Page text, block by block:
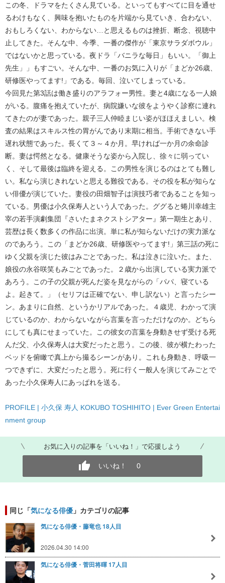
この冬、ドラマをたくさん見ている。といってもすべてに目を通せ
るわけもなく、興味を抱いたものを片端から見ていき、合わない、
おもしろくない、わからない…と思えるものは挫折、断念、視聴中
止してきた。そんな中、今季、一番の傑作が「東京サラダボウル」
ではないかと思っている。夜ドラ「バニラな毎日」もいい。「御上
先生」」もすごい。そんな中、一番のお気に入りが「まどか26歳、
研修医やってます!」である。毎回、泣いてしまっている。
今回見た第3話は働き盛りのアラフォー男性。妻と4歳になる一人娘
がいる。腹痛を抱えていたが、病院嫌いな彼をようやく診察に連れ
てきたのが妻であった。親子三人仲睦まじい姿がほほえましい。検
査の結果はスキルス性の胃がんであり末期に相当。手術できない手
遅れ状態であった。長くて３～４か月。早ければ一か月の余命診
断。妻は愕然となる。健康そうな姿から入院し、徐々に弱ってい
く、そして最後は臨終を迎える。この男性を演じるのはとても難し
い。私なら演じきれないと思える難役である。その役を私が知らな
い俳優が演じていた。妻役の田畑智子は演技巧者であることを知っ
ている。男優は小久保寿人という人であった。ググると蜷川幸雄主
宰の若手演劇集団『さいたまネクストシアター』第一期生とあり、
芸歴は長く数多くの作品に出演。単に私が知らないだけの実力派な
のであろう。この「まどか26歳、研修医やってます!」第三話の死に
ゆく父親を演じた彼はみごとであった。私は泣きに泣いた。また、
娘役の永谷咲笑もみごとであった。２歳から出演している実力派で
あろう。この子の父親が死んだ姿を見ながらの「パパ、寝ている
よ。起きて。」（セリフは正確でない、申し訳ない）と言ったシー
ン。あまりに自然、というかリアルであった。４歳児、わかって演
じているのか、わからないながら言葉を言っただけなのか。どちら
にしても真にせまっていた。この彼女の言葉を身動きせず受ける死
んだ父、小久保寿人は大変だったと思う。この後、彼が横たわった
ベッドを俯瞰で真上から撮るシーンがあり。これも身動き、呼吸一
つできずに、大変だったと思う。死に行く一般人を演じてみごとで
あった小久保寿人にあっぱれを送る。
PROFILE | 小久保 寿人 KOKUBO TOSHIHITO | Ever Green Entertai
nment group
お気に入りの記事を「いいね！」で応援しよう
いいね！ 0
同じ「気になる俳優 」カテゴリの記事
気になる俳優・藤竜也 18人目
2026.04.30 14:00
気になる俳優・菅田将暉 17人目